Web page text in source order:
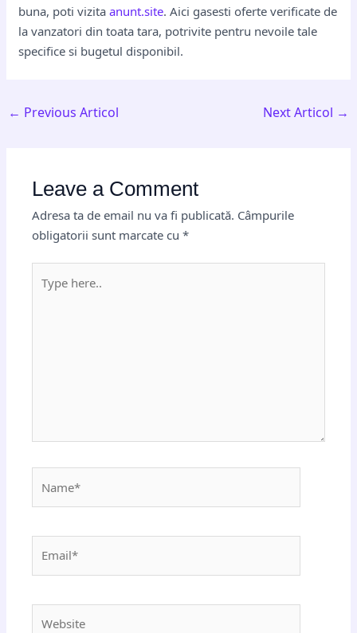
buna, poti vizitaanunt.site. Aici gasesti oferte verificate de
la vanzatori din toata tara, potrivite pentru nevoile tale
specifice si bugetul disponibil.
← Previous Articol Next Articol →
Leave a Comment
Adresa ta de email nu va fi publicată. Câmpurile
obligatorii sunt marcate cu*
here..